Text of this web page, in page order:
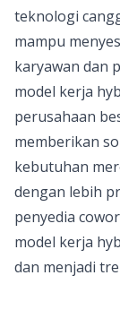
teknologi
mampu
karyawan dan
model kerja
perusahaan
memberikan
kebutuhan
dengan lebih
penyedia
model kerja
dan menjadi